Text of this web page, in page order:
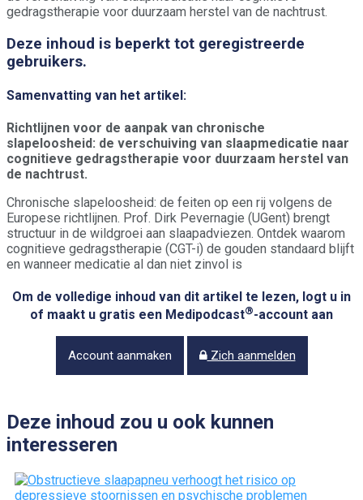
Deze inhoud is beperkt tot geregistreerde
gebruikers.
Samenvatting van het artikel:
Richtlijnen voor de aanpak van chronische
slapeloosheid: de verschuiving van slaapmedicatie naar
cognitieve gedragstherapie voor duurzaam herstel van
de nachtrust.
Chronische slapeloosheid: de feiten op een rij volgens de
Europese richtlijnen. Prof. Dirk Pevernagie (UGent) brengt
structuur in de wildgroei aan slaapadviezen. Ontdek waarom
cognitieve gedragstherapie (CGT-i) de gouden standaard blijft
en wanneer medicatie al dan niet zinvol is
Om de volledige inhoud van dit artikel te lezen, logt u in
of maakt u gratis een Medipodcast®-account aan
Account aanmaken Zich aanmelden
Deze inhoud zou u ook kunnen
interesseren